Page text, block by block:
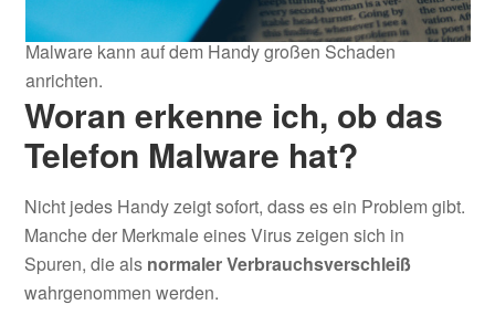
Malware kann auf dem Handy großen Schaden
anrichten.
Woran erkenne ich, ob das
Telefon Malware hat?
Nicht jedes Handy zeigt sofort, dass es ein Problem gibt.
Manche der Merkmale eines Virus zeigen sich in
Spuren, die als normaler Verbrauchsverschleiß
wahrgenommen werden.